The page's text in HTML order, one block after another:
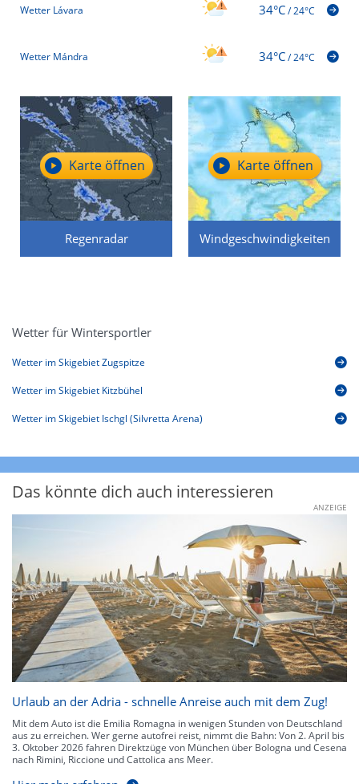
Wetter Lávara 34°C/24°C
Wetter Mándra 34°C/24°C
Regenradar
Karte öffnen
Windgeschwindigkeiten
Karte öffnen
Wetter für Wintersportler
Wetter im Skigebiet Zugspitze
Wetter im Skigebiet Kitzbühel
Wetter im Skigebiet Ischgl (Silvretta Arena)
Das könnte dich auch interessieren
ANZEIGE
Urlaub an der Adria - schnelle Anreise auch mit dem Zug!
Mit dem Auto ist die Emilia Romagna in wenigen Stunden von Deutschland
aus zu erreichen. Wer gerne autofrei reist, nimmt die Bahn: Von 2. April bis
3. Oktober 2026 fahren Direktzüge von München über Bologna und Cesena
nach Rimini, Riccione und Cattolica ans Meer.